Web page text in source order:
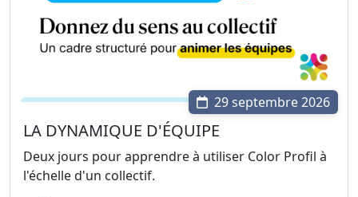
29 septembre 2026
LA DYNAMIQUE D'ÉQUIPE
Deux jours pour apprendre à utiliser Color Profil à
l'échelle d'un collectif.